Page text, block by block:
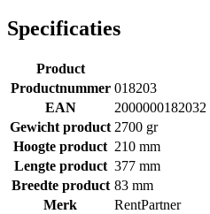
Specificaties
Product
Productnummer 018203
EAN
2000000182032
Gewicht product 2700 gr
Hoogte product 210 mm
Lengte product 377 mm
Breedte product 83 mm
Merk
RentPartner